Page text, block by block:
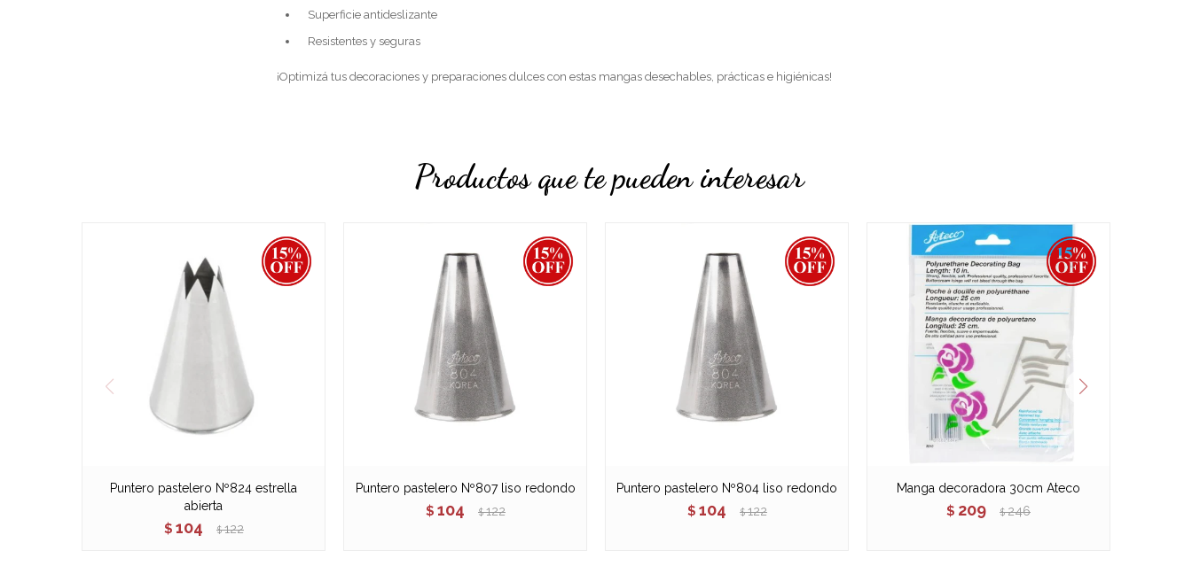
Superficie antideslizante
Resistentes y seguras
¡Optimizá tus decoraciones y preparaciones dulces con estas mangas desechables, prácticas e higiénicas!
Productos que te pueden interesar
Puntero pastelero Nº824 estrella
abierta
$ 104 $ 122
Puntero pastelero Nº807 liso redondo
$ 104 $ 122
Puntero pastelero Nº804 liso redondo
$ 104 $ 122
Manga decoradora 30cm Ateco
$ 209 $ 246